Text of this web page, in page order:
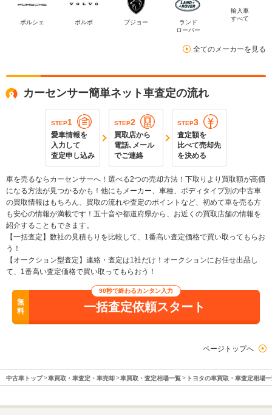
ポルシェ ボルボ プジョー
ランド
ローバー
輸入車
すべて
全てのメーカーを見る
カーセンサー簡単ネット車査定の流れ
STEP1
愛車情報を
入力して
査定申し込み
STEP2
買取店から
電話､メール
でご連絡
STEP3
査定額を
比べて売却先
を決める
車を売るならカーセンサーへ！選べる2つの売却方法！下取りより買取額が高価
になる方法が見つかるかも！他にもメーカー、車種、ボディタイプ別の中古車
の買取情報はもちろん、買取の流れや査定のポイントなど、初めて車を売る方
も安心の情報が満載です！五十音や都道府県から、お近くの買取店舗の情報を
紹介することもできます。
【一括査定】数社の見積もりを比較して、1番高い査定価格で買い取ってもらお
う！
【オークション型査定】連絡・査定は1社だけ！オークションにお任せ出品し
て、1番高い査定価格で買い取ってもらおう！
無
料
90秒で終わるカンタン入力
一括査定依頼スタート
ページトップへ
中古車トップ 車買取・車査定・車売却 車買取・査定相場一覧 トヨタの車買取・車査定相場